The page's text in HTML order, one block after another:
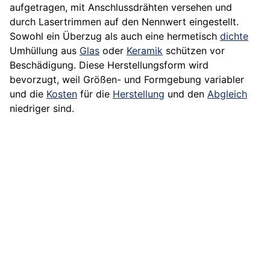
aufgetragen, mit Anschlussdrähten versehen und
durch Lasertrimmen auf den Nennwert eingestellt.
Sowohl ein Überzug als auch eine hermetisch dichte
Umhüllung aus Glas oder Keramik schützen vor
Beschädigung. Diese Herstellungsform wird
bevorzugt, weil Größen- und Formgebung variabler
und die Kosten für die Herstellung und den Abgleich
niedriger sind.